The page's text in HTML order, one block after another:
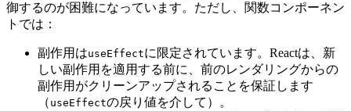
御するのが困難になっています。ただし、関数コンポーネン
トでは：
副作用はuseEffectに限定されています。Reactは、新
しい副作用を適用する前に、前のレンダリングからの
副作用がクリーンアップされることを保証します
（ useEffectの戻り値を介して）。